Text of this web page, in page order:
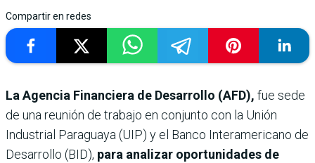
Compartir en redes
La Agencia Financiera de Desarrollo (AFD), fue sede
de una reunión de trabajo en conjunto con la Unión
Industrial Paraguaya (UIP) y el Banco Interamericano de
Desarrollo (BID), para analizar oportunidades de